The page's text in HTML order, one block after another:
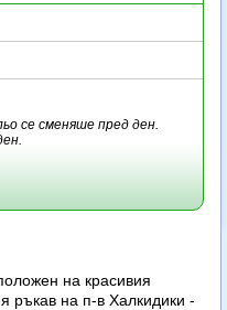
се сменяше пред ден.
на красивия
ръкав на п-в Халкидики -